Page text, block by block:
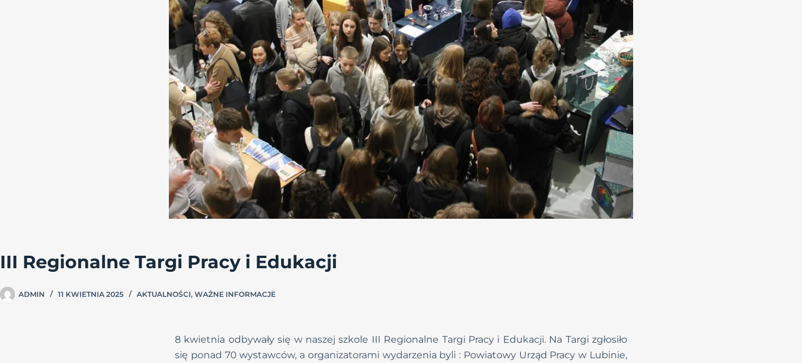
III Regionalne Targi Pracy i Edukacji
ADMIN 11 KWIETNIA 2025 AKTUALNOŚCI, WAŻNE INFORMACJE
8 kwietnia odbywały się w naszej szkole III Regionalne Targi Pracy i Edukacji. Na Targi zgłosiło
się ponad 70 wystawców, a organizatorami wydarzenia byli : Powiatowy Urząd Pracy w Lubinie,